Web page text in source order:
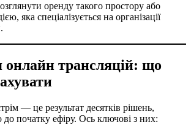
оренду такого простору або
яка спеціалізується на організації
онлайн трансляцій: що
— це результат десятків рішень,
початку ефіру. Ось ключові з них: